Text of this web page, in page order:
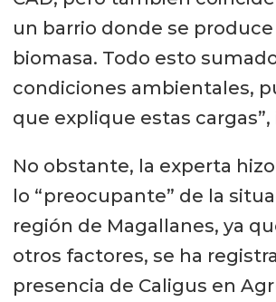
un barrio donde se
biomasa. Todo esto
condiciones ambientales,
que explique estas cargas”,
No obstante, la experta
lo “preocupante” de la
región de Magallanes, ya
otros factores, se ha
presencia de Caligus en